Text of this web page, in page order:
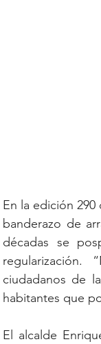
En la edición
banderazo de
décadas se
regularización.
ciudadanos de
habitantes que
El alcalde